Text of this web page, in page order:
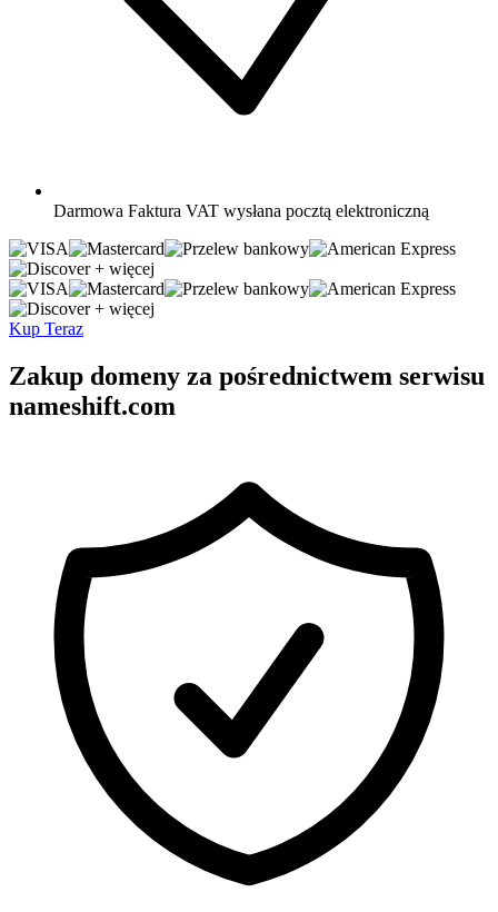
Darmowa Faktura VAT wysłana pocztą elektroniczną
+ więcej
+ więcej
Kup Teraz
Zakup domeny za pośrednictwem serwisu
nameshift.com